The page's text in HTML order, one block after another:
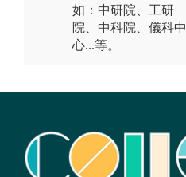
如：中研院、工研
院、中科院、儀科中
心...等。